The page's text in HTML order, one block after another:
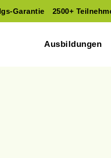
Garantie 2500+
Ausbildungen